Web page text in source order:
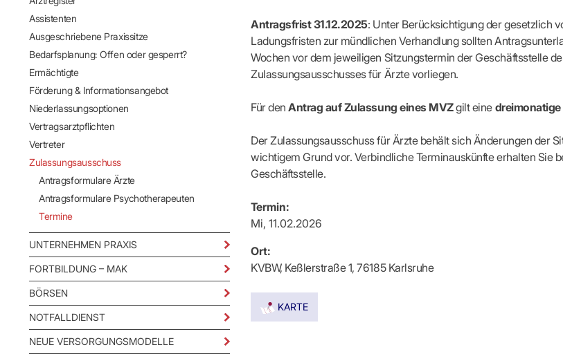
ICD-10-Diagnosen
Honorarverteilung
Abrechnungsprüfung
Abrechnungswidersprüche
VERORDNUNGEN
Arzneimittel
Heilmittel
Hilfsmittel
Impfungen
Sprechstundenbedarf
Teststreifen
Verbandmittel
Anstellung
Arztregister
Assistenten
Ausgeschriebene Praxissitze
Ermächtigte
Niederlassungsoptionen
Vertragsarztpflichten
Vertreter
UNTERNEHMEN PRAXIS
Praxismanagement
Qualitätsmanagement
IT & Online-Dienste
Hybrid-DRG
DMP
VORSTAND
Dr. Karsten Braun
Dr. Doris Reinhardt
GESCHÄFTSFÜHRUNG
Susanne Lilie
Falk Lingen
UNSERE ORGANISATION
Bezirksbeiräte
Organigramm
Historie
Versorgungssituation
KBV-Statistik
GKV-Statistik
Arzneiverordnungen
UNSER STIL
Leitlinien
Freie Allianz der
GMBH
Assistenten
Ausgeschriebene Praxissitze
Bedarfsplanung: Offen oder gesperrt?
Ermächtigte
Förderung & Informationsangebot
Niederlassungsoptionen
Vertragsarztpflichten
Vertreter
Zulassungsausschuss
Antragsformulare Ärzte
Antragsformulare Psychotherapeuten
Termine
UNTERNEHMEN PRAXIS
FORTBILDUNG – MAK
BÖRSEN
NOTFALLDIENST
NEUE VERSORGUNGSMODELLE
Antragsfrist 31.12.2025: Unter Berücksichtigung der gesetzlich
Ladungsfristen zur mündlichen Verhandlung sollten
Wochen vor dem jeweiligen Sitzungstermin der Geschäftsstelle
Zulassungsausschusses für Ärzte vorliegen.
Für denAntrag auf Zulassung eines MVZgilt eine
Der Zulassungsausschuss für Ärzte behält sich Änderungen der
wichtigem Grund vor. Verbindliche Terminauskünfte erhalten Sie
Geschäftsstelle.
Termin:
Mi, 11.02.2026
Ort:
KVBW, Keßlerstraße 1, 76185 Karlsruhe
KARTE